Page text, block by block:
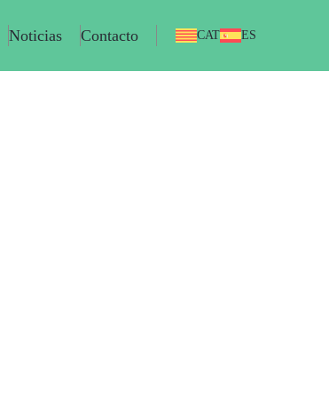
Noticias Contacto CAT ES